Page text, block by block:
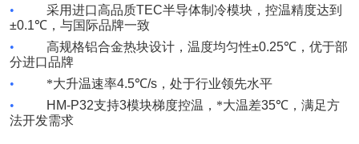
•
采用进口高品质TEC半导体制冷模块，控温精度达到
±0.1℃ ，与国际品牌一致
•
高规格铝合金热块设计，温度均匀性±0.25℃ ，优于部
分进口品牌
•
*大升温速率4.5℃/s ，处于行业领先水平
•
HM-P32支持3模块梯度控温，*大温差35℃ ，满足方
法开发需求